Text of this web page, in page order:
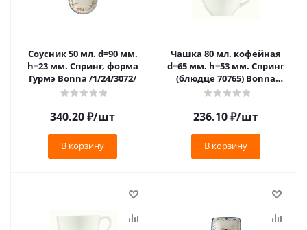
Соусник 50 мл. d=90 мм.
h=23 мм. Спринг, форма
Гурмэ Bonna /1/24/3072/
340.20₽/шт
В корзину
Чашка 80 мл. кофейная
d=65 мм. h=53 мм. Спринг
(блюдце 70765) Bonna
/1/6/1776/
236.10₽/шт
В корзину